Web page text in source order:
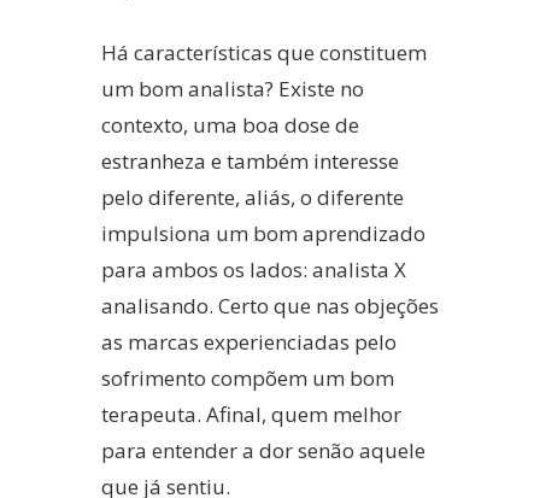
Há características que constituem
um bom analista? Existe no
contexto, uma boa dose de
estranheza e também interesse
pelo diferente, aliás, o diferente
impulsiona um bom aprendizado
para ambos os lados: analista X
analisando. Certo que nas objeções
as marcas experienciadas pelo
sofrimento compõem um bom
terapeuta. Afinal, quem melhor
para entender a dor senão aquele
que já sentiu.